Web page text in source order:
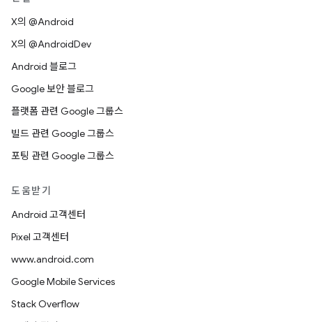
X의 @Android
X의 @AndroidDev
Android 블로그
Google 보안 블로그
플랫폼 관련 Google 그룹스
빌드 관련 Google 그룹스
포팅 관련 Google 그룹스
도움받기
Android 고객센터
Pixel 고객센터
www.android.com
Google Mobile Services
Stack Overflow